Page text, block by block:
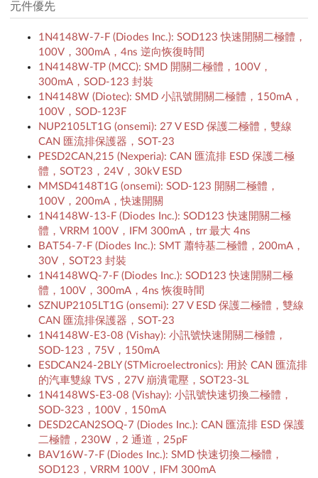
元件優先
1N4148W-7-F (Diodes Inc.): SOD123 快速開關二極體，
100V，300mA，4ns 逆向恢復時間
1N4148W-TP (MCC): SMD 開關二極體，100V，
300mA，SOD-123 封裝
1N4148W (Diotec): SMD 小訊號開關二極體，150mA，
100V，SOD-123F
NUP2105LT1G (onsemi): 27 V ESD 保護二極體，雙線
CAN 匯流排保護器，SOT-23
PESD2CAN,215 (Nexperia): CAN 匯流排 ESD 保護二極
體，SOT23，24V，30kV ESD
MMSD4148T1G (onsemi): SOD-123 開關二極體，
100V，200mA，快速開關
1N4148W-13-F (Diodes Inc.): SOD123 快速開關二極
體，VRRM 100V，IFM 300mA，trr 最大 4ns
BAT54-7-F (Diodes Inc.): SMT 蕭特基二極體，200mA，
30V，SOT23 封裝
1N4148WQ-7-F (Diodes Inc.): SOD123 快速開關二極
體，100V，300mA，4ns 恢復時間
SZNUP2105LT1G (onsemi): 27 V ESD 保護二極體，雙線
CAN 匯流排保護器，SOT-23
1N4148W-E3-08 (Vishay): 小訊號快速開關二極體，
SOD-123，75V，150mA
ESDCAN24-2BLY (STMicroelectronics): 用於 CAN 匯流排
的汽車雙線 TVS，27V 崩潰電壓，SOT23-3L
1N4148WS-E3-08 (Vishay): 小訊號快速切換二極體，
SOD-323，100V，150mA
DESD2CAN2SOQ-7 (Diodes Inc.): CAN 匯流排 ESD 保護
二極體，230W，2 通道，25pF
BAV16W-7-F (Diodes Inc.): SMD 快速切換二極體，
SOD123，VRRM 100V，IFM 300mA